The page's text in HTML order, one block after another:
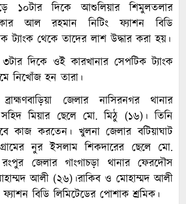
১০টার দিকে আশুলিয়ার শিমুলতলার
আল রহমান নিটিং ফ্যাশন বিডি
ট্যাংক থেকে তাদের লাশ উদ্ধার করা হয়।
দিকে ওই কারখানার সেপটিক ট্যাংক
নিখোঁজ হন তারা।
জেলার নাসিরনগর থানার
সহিদ মিয়ার ছেলে মো. মিঠু (১৬)। তিনি
কাজ করতেন। খুলনা জেলার বটিয়াঘাট
নুর ইসলাম শিকদারের ছেলে মো.
জেলার গাংগাচড়া থানার ফেরদৌস
আলী (২৬)।রাকিব ও মোহাম্মদ আলী
বিডি লিমিটেডের পোশাক শ্রমিক।